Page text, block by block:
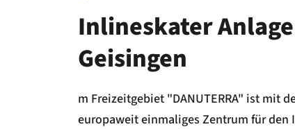
Inlineskater
Geisingen
m Freizeitgebiet "DANUTERRA" ist mit
europaweit einmaliges Zentrum für